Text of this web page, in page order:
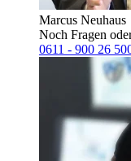
Marcus Neuhaus
Noch Fragen
0611 - 900 26